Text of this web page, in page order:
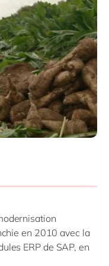
en 2010 avec la
ERP de SAP, en